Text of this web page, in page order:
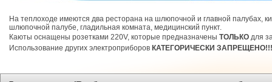
На теплоходе имеются два ресторана на шлюпочной и главной палубах,
шлюпочной палубе, гладильная комната, медицинский пункт.
Каюты оснащены розетками 220V, которые предназначены ТОЛЬКО для
Использование других электроприборов КАТЕГОРИЧЕСКИ ЗАПРЕЩЕНО!!!